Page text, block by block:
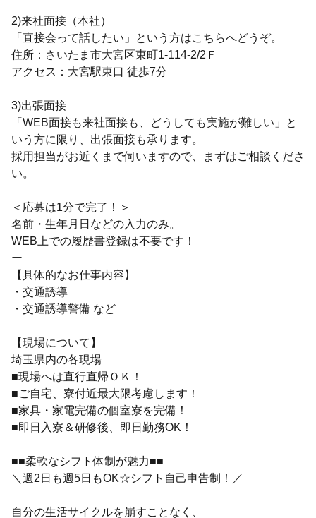
2)来社面接（本社）
「直接会って話したい」という方はこちらへどうぞ。
住所：さいたま市大宮区東町1-114-2/2Ｆ
アクセス：大宮駅東口 徒歩7分
3)出張面接
「WEB面接も来社面接も、どうしても実施が難しい」と
いう方に限り、出張面接も承ります。
採用担当がお近くまで伺いますので、まずはご相談くださ
い。
＜応募は1分で完了！＞
名前・生年月日などの入力のみ。
WEB上での履歴書登録は不要です！
ー
【具体的なお仕事内容】
・交通誘導
・交通誘導警備 など
【現場について】
埼玉県内の各現場
■現場へは直行直帰ＯＫ！
■ご自宅、寮付近最大限考慮します！
■家具・家電完備の個室寮を完備！
■即日入寮＆研修後、即日勤務OK！
■■柔軟なシフト体制が魅力■■
＼週2日も週5日もOK☆シフト自己申告制！／
自分の生活サイクルを崩すことなく、